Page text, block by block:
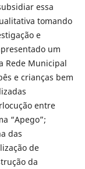
essa
tomando
e
um
Rede Municipal
e crianças bem
entre
“Apego”;
das
de
da